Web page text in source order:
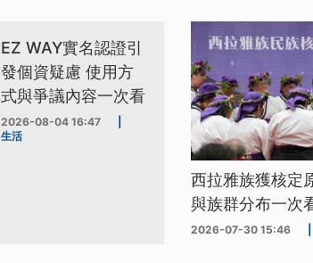
EZ WAY實名認證引
發個資疑慮 使用方
式與爭議內容一次看
2026-08-04 16:47
生活
西拉雅族獲核定
與族群分布一次
2026-07-30 15:46